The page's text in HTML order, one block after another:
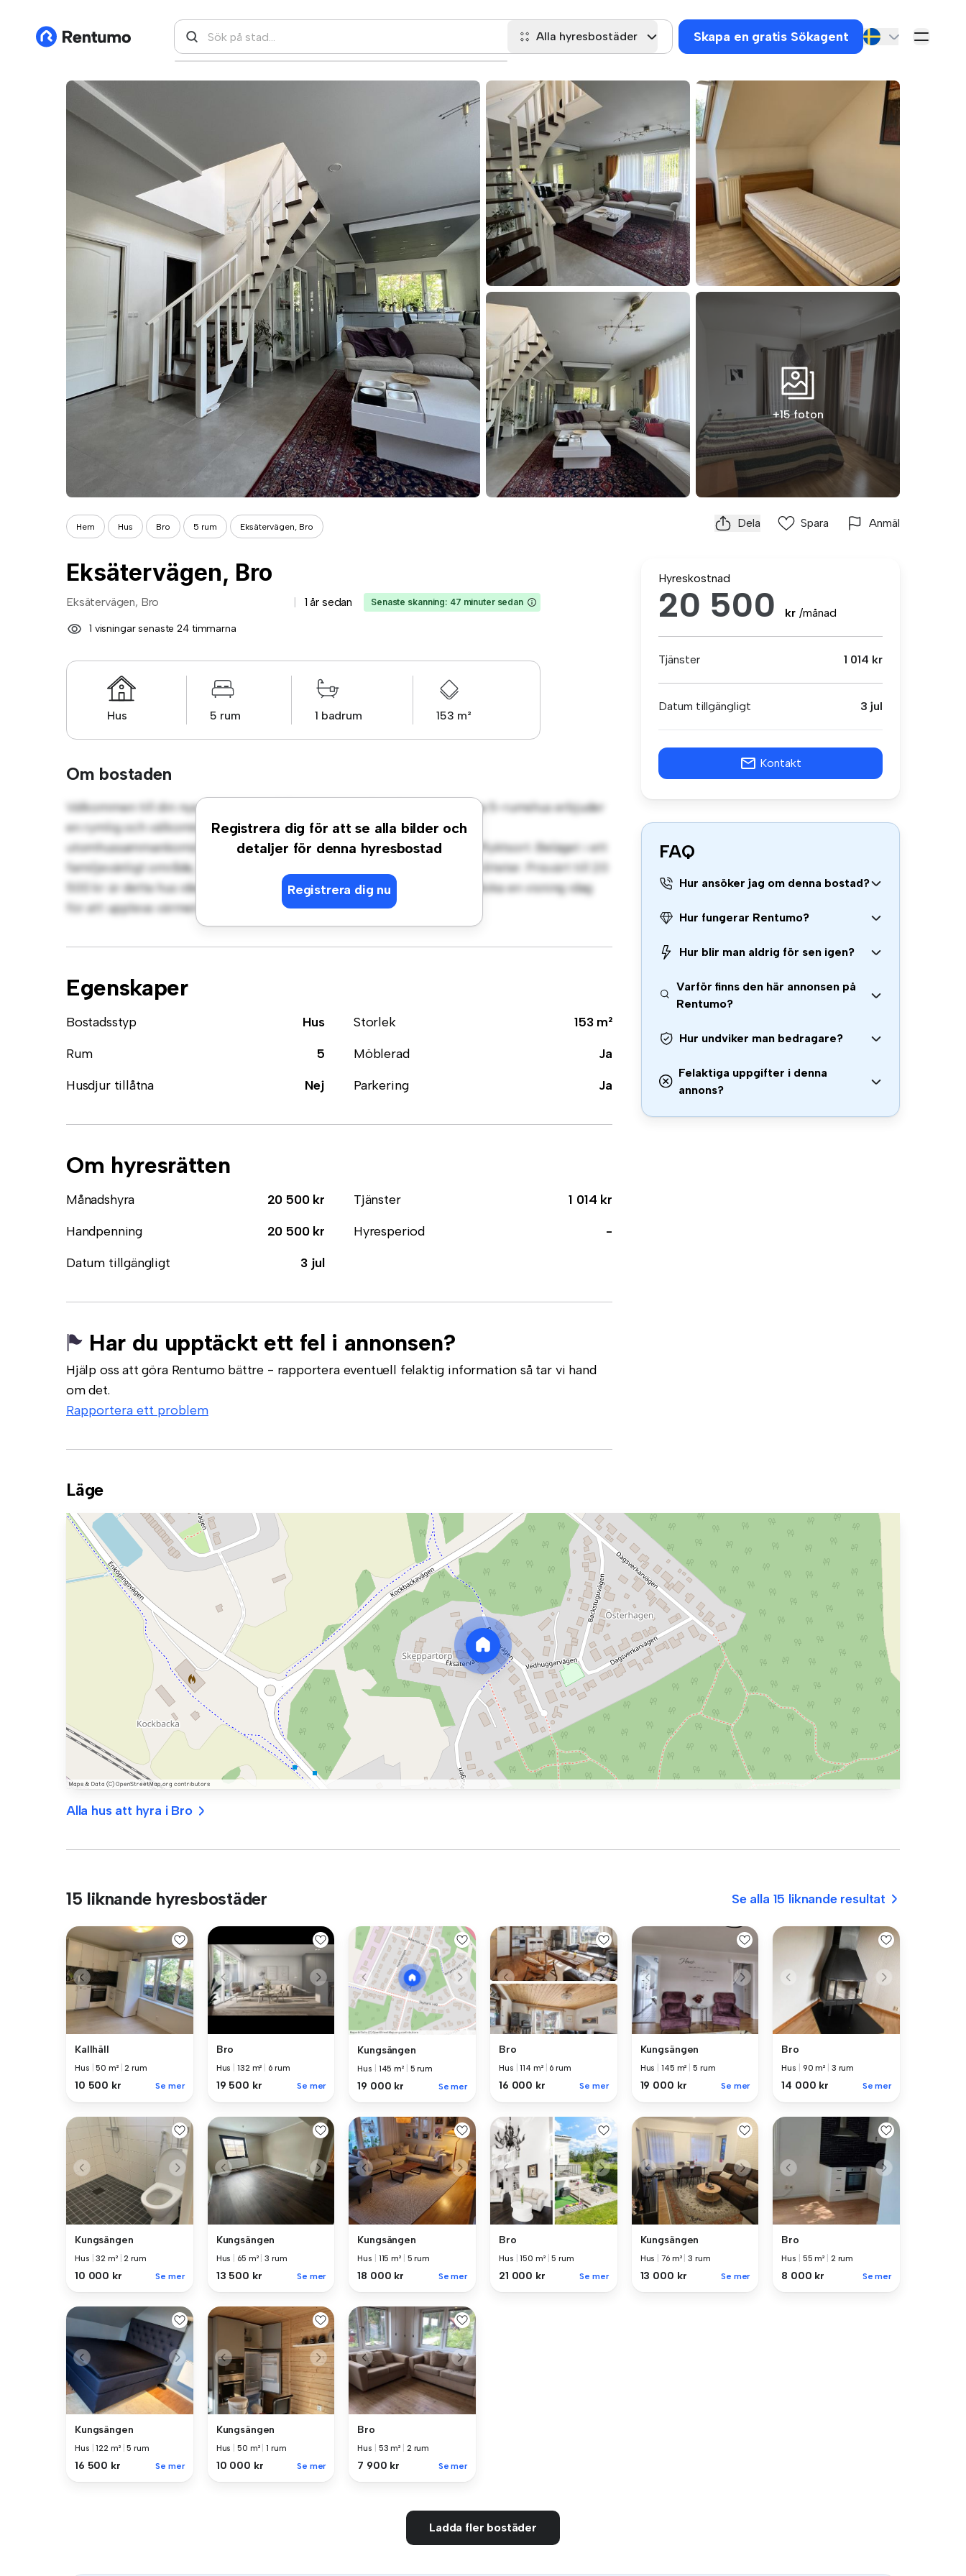
Alla hyresbostäder Skapa en gratis Sökagent
+15 foton
Hem Hus Bro 5 rum Eksätervägen, Bro Dela Spara Anmäl
Eksätervägen, Bro
Eksätervägen, Bro 1 år sedan Senaste skanning: 47 minuter sedan
1 visningar senaste 24 timmarna
Hus 5 rum 1 badrum 153 m²
Om bostaden
Registrera dig för att se alla bilder och
detaljer för denna hyresbostad
Registrera dig nu
Välkommen till din nya förortsoas på Eksätervägen, Bro! Detta charmiga 5-rumshus erbjuder
en rymlig och välkomnande miljö. Den stora bakgården är perfekt för
utomhussammankomster, och den mysiga interiören ger en bekväm tillflyktsort. Beläget i ett
familjevänligt område, har du tillgång till parker, skolor och samhällsfaciliteter. Prisvärt till 20
500 kr är detta hus idealiskt för dem som söker en lugn förortslivsstil. Boka en visning idag
för att uppleva värmen och komforten som detta hus har att erbjuda.
Egenskaper
Bostadsstyp Hus Storlek
153 m²
Rum
5 Möblerad
Ja
Husdjur tillåtna
Nej Parkering Ja
Om hyresrätten
Månadshyra 20 500 kr Tjänster
1 014 kr
Handpenning
20 500 kr Hyresperiod
-
Datum tillgängligt
3 jul
Har du upptäckt ett fel i annonsen?
Hjälp oss att göra Rentumo bättre - rapportera eventuell felaktig information så tar vi hand
om det.
Rapportera ett problem
Hyreskostnad
20 500 kr /månad
Tjänster 1 014 kr
Datum tillgängligt 3 jul
Kontakt
FAQ
Hur ansöker jag om denna bostad?
Hur fungerar Rentumo?
Hur blir man aldrig för sen igen?
Varför finns den här annonsen på
Rentumo?
Hur undviker man bedragare?
Felaktiga uppgifter i denna
annons?
Läge
Alla hus att hyra i Bro
15 liknande hyresbostäder Se alla 15 liknande resultat
Kallhäll
Hus |50 m² |2 rum
10 500 kr Se mer
Bro
Hus 132 m² 6 rum
19 500 kr Se mer
Kungsängen
Hus 145 m² 5 rum
19 000 kr Se mer
Bro
Hus |114 m² 6 rum
16 000 kr Se mer
Kungsängen
Hus 145 m² 5 rum
19 000 kr Se mer
Bro
Hus 90 m² 3 rum
14 000 kr Se mer
Kungsängen
Hus |32 m² |2 rum
10 000 kr Se mer
Kungsängen
Hus 65 m² |3 rum
13 500 kr Se mer
Kungsängen
Hus 115 m² 5 rum
18 000 kr Se mer
Bro
Hus |150 m² |5 rum
21 000 kr Se mer
Kungsängen
Hus 76 m² |3 rum
13 000 kr Se mer
Bro
Hus 55 m² 2 rum
8 000 kr Se mer
Kungsängen
Hus |122 m² |5 rum
16 500 kr Se mer
Kungsängen
Hus 50 m² |1 rum
10 000 kr Se mer
Bro
Hus 53 m² 2 rum
7 900 kr Se mer
Ladda fler bostäder